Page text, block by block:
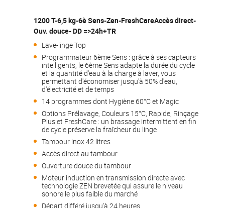
1200 T-6,5 kg-6è Sens-Zen-FreshCareAccès direct-
Ouv. douce- DD =>24h+TR
Lave-linge Top
Programmateur 6ème Sens : grâce à ses capteurs
intelligents, le 6ème Sens adapte la durée du cycle
et la quantité d'eau à la charge à laver, vous
permettant d'économiser jusqu'à 50% d'eau,
d'électricité et de temps
14 programmes dont Hygiène 60°C et Magic
Options Prélavage, Couleurs 15°C, Rapide, Rinçage
Plus et FreshCare : un brassage intermittent en fin
de cycle préserve la fraîcheur du linge
Tambour inox 42 litres
Accès direct au tambour
Ouverture douce du tambour
Moteur induction en transmission directe avec
technologie ZEN brevetée qui assure le niveau
sonore le plus faible du marché
Départ différé jusqu'à 24 heures